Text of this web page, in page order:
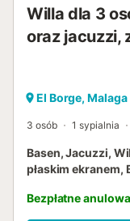
Willa dla 3
oraz jacuzzi,
El Borge,
3 osób 1 sypialnia
Basen, Jacuzzi,
płaskim ekranem,
Bezpłatne